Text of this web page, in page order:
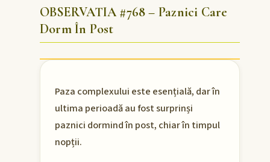
OBSERVATIA #768 – Paznici Care
Dorm În Post
Paza complexului este esențială, dar în
ultima perioadă au fost surprinși
paznici dormind în post, chiar în timpul
nopții.